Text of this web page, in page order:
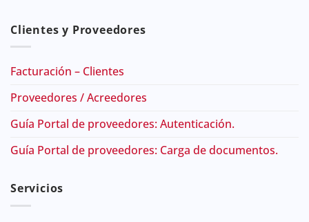
Clientes y Proveedores
Facturación – Clientes
Proveedores / Acreedores
Guía Portal de proveedores: Autenticación.
Guía Portal de proveedores: Carga de documentos.
Servicios